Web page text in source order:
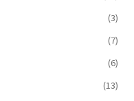
(3)
(7)
(6)
(13)